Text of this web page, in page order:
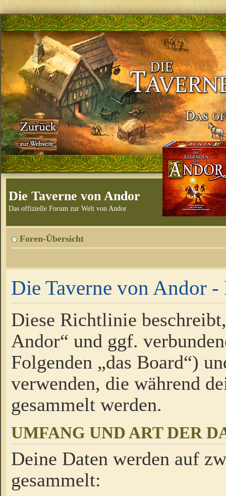
Die Taverne von Andor
Das offizielle Forum zur Welt von Andor
Foren-Übersicht
Die Taverne von Andor
Diese Richtlinie
Andor“ und ggf.
Folgenden „das Board“)
verwenden, die während
gesammelt werden.
UMFANG UND ART DER
Deine Daten werden auf
gesammelt: